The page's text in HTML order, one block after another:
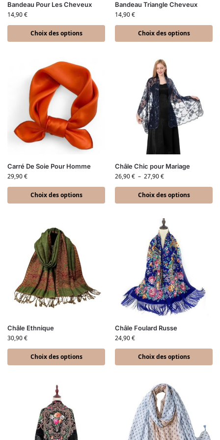
Bandeau Pour Les Cheveux
14,90€
Choix des options
Bandeau Triangle Cheveux
14,90€
Choix des options
Carré De Soie Pour Homme
29,90€
Choix des options
Châle Chic pour Mariage
26,90€ – 27,90€
Choix des options
Châle Ethnique
30,90€
Choix des options
Châle Foulard Russe
24,90€
Choix des options